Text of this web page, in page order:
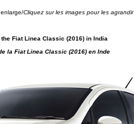
Cliquez sur les images pour les agrandir
Fiat Linea Classic (2016) in India
la Fiat Linea Classic (2016) en Inde